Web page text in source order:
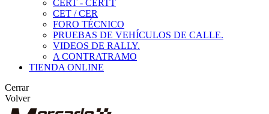
CERT - CERTT
CET / CER
FORO TÉCNICO
PRUEBAS DE VEHÍCULOS DE CALLE.
VIDEOS DE RALLY.
A CONTRATRAMO
TIENDA ONLINE
Cerrar
Volver